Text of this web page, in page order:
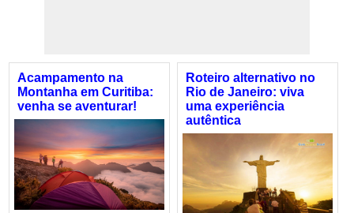
Acampamento na
Montanha em Curitiba:
venha se aventurar!
Roteiro alternativo no
Rio de Janeiro: viva
uma experiência
autêntica